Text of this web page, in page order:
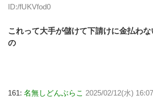
ID:/fUKVfod0
これって大手が儲けて下請けに金払わ
の
161: 名無しどんぶらこ 2025/02/12(水)